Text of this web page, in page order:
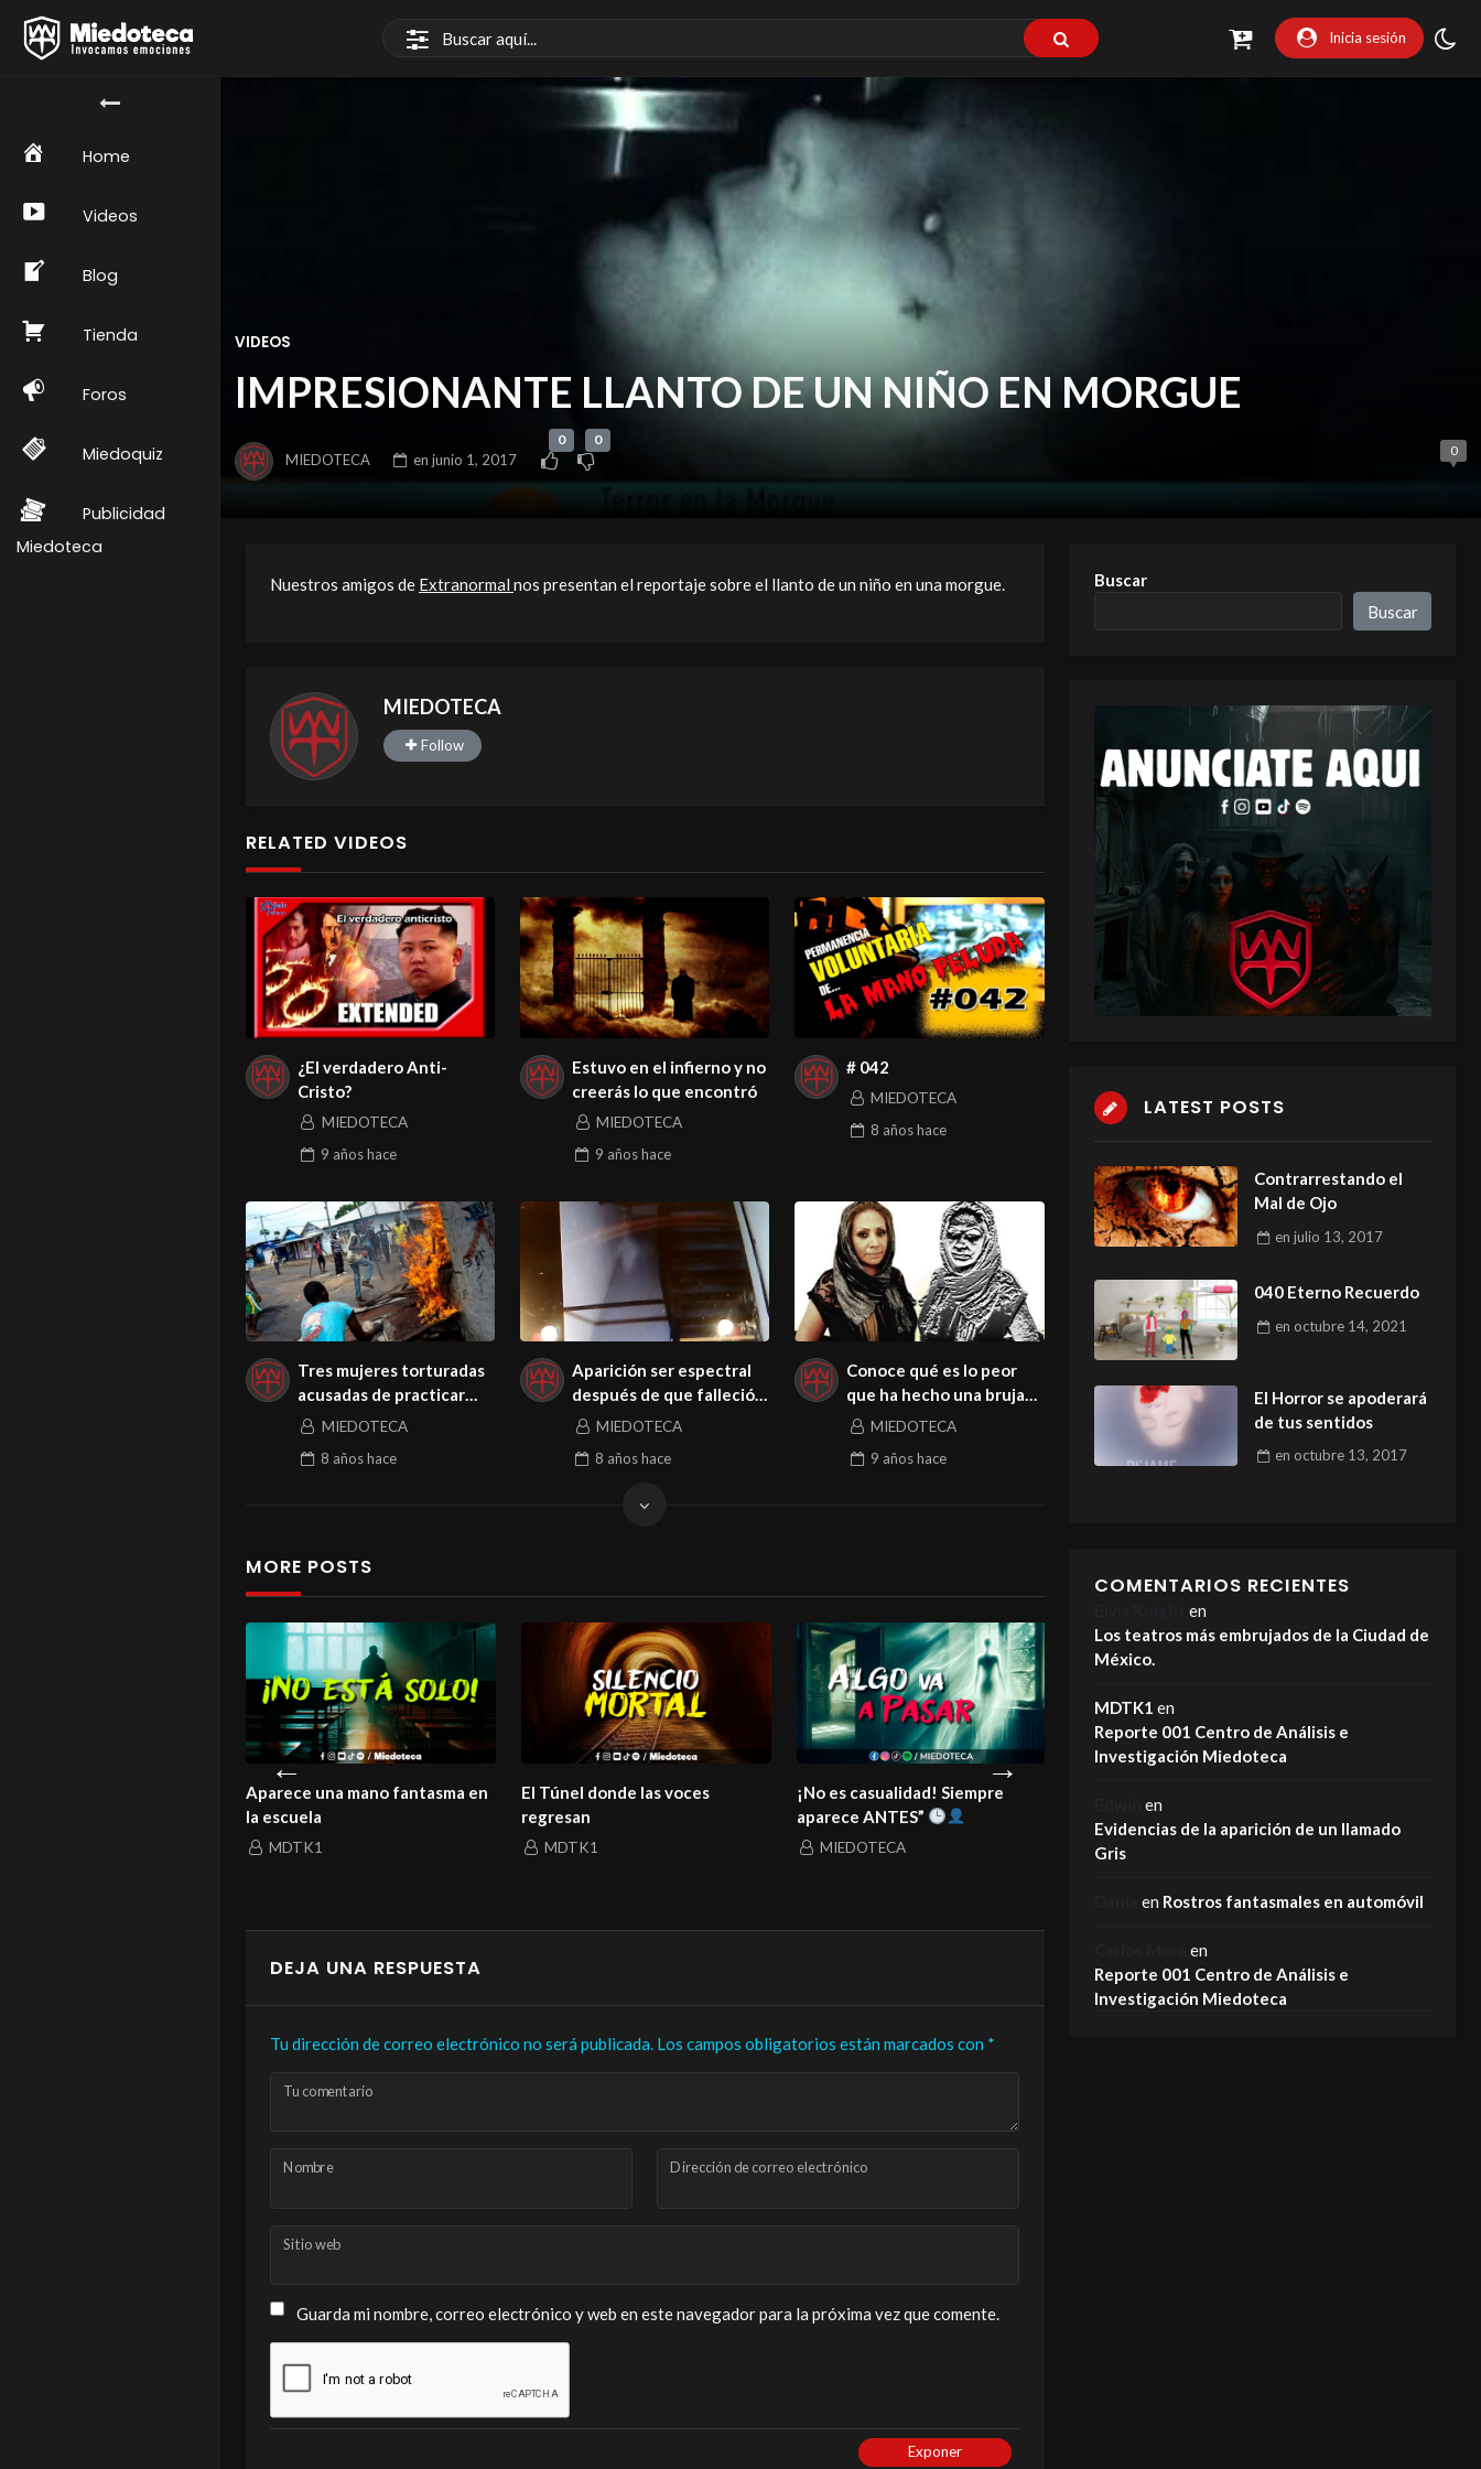
Inicia sesión
Home
Videos
Blog
Tienda
Foros
Miedoquiz
Publicidad
Miedoteca
VIDEOS
IMPRESIONANTE LLANTO DE UN NIÑO EN MORGUE
MIEDOTECA en junio 1, 2017
0 0
0
Nuestros amigos de Extranormal nos presentan el reportaje sobre el llanto de un niño en una morgue.
MIEDOTECA
Follow
RELATED VIDEOS
¿El verdadero Anti-
Cristo?
MIEDOTECA
9 añoshace
Estuvo en el infierno y no
creerás lo que encontró
MIEDOTECA
9 añoshace
# 042
MIEDOTECA
8 añoshace
Tres mujeres torturadas
acusadas de practicar
brujería
MIEDOTECA
8 añoshace
Aparición ser espectral
después de que falleció
su hermana
MIEDOTECA
8 añoshace
Conoce qué es lo peor
que ha hecho una bruja
dedicada a la magia negra
MIEDOTECA
9 añoshace
MORE POSTS
Aparece una mano fantasma en
la escuela
MDTK1
El Túnel donde las voces
regresan
MDTK1
¡No es casualidad! Siempre
aparece ANTES”
MIEDOTECA
fantasmas NO se van!
MIEDOTECA
MIEDOTECA
DEJA UNA RESPUESTA
Tu dirección de correo electrónico no será publicada. Los campos obligatorios están marcados con *
Tu comentario
Nombre Dirección de correo electrónico
Sitio web
Guarda mi nombre, correo electrónico y web en este navegador para la próxima vez que comente.
Exponer
Buscar
Buscar
LATEST POSTS
Contrarrestando el
Mal de Ojo
enjulio 13, 2017
040 Eterno Recuerdo
en octubre 14, 2021
El Horror se apoderará
de tus sentidos
en octubre 13, 2017
COMENTARIOS RECIENTES
en
Los teatros más embrujados de la Ciudad de
México.
MDTK1 en
Reporte 001 Centro de Análisis e
Investigación Miedoteca
en
Evidencias de la aparición de un llamado
Gris
en Rostros fantasmales en automóvil
en
Reporte 001 Centro de Análisis e
Investigación Miedoteca